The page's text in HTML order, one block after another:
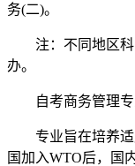
务(二)。
注：不同地区科
办。
自考商务管理专
专业旨在培养适
国加入WTO后，国